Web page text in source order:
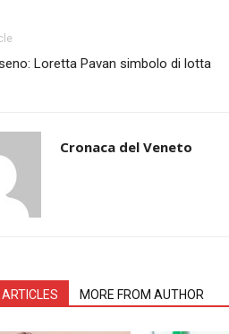
Loretta Pavan simbolo di lotta
Cronaca del Veneto
MORE FROM AUTHOR